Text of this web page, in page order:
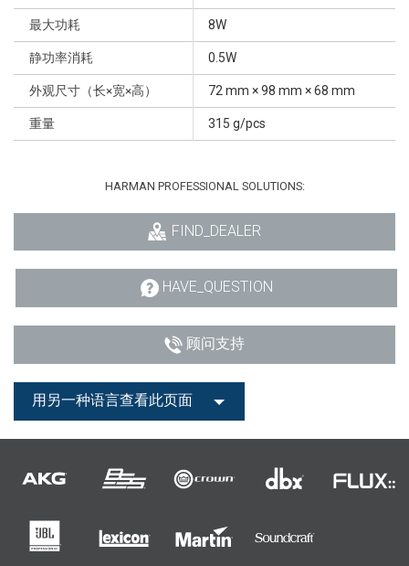
最大功耗 8W
静功率消耗 0.5W
外观尺寸（长×宽×高） 72 mm × 98 mm × 68 mm
重量 315 g/pcs
HARMAN PROFESSIONAL SOLUTIONS:
FIND_DEALER
HAVE_QUESTION
顾问支持
用另一种语言查看此页面